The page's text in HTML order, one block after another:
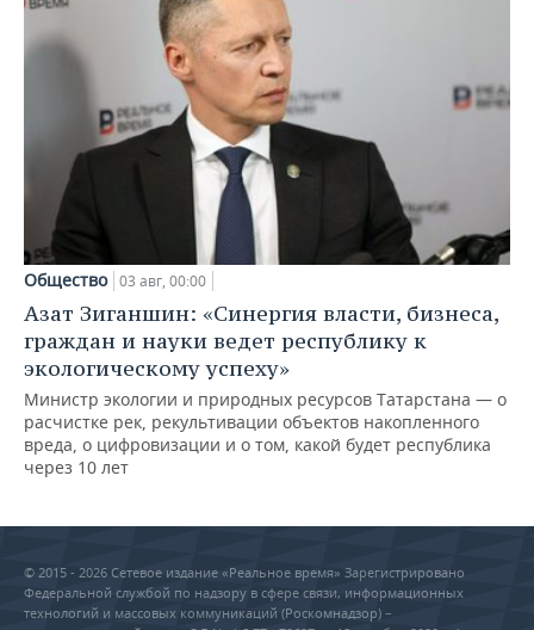
Общество 03 авг, 00:00
Азат Зиганшин: «Синергия власти, бизнеса,
граждан и науки ведет республику к
экологическому успеху»
Министр экологии и природных ресурсов Татарстана — о
расчистке рек, рекультивации объектов накопленного
вреда, о цифровизации и о том, какой будет республика
через 10 лет
© 2015 - 2026 Сетевое издание «Реальное время» Зарегистрировано
Федеральной службой по надзору в сфере связи, информационных
технологий и массовых коммуникаций (Роскомнадзор) –